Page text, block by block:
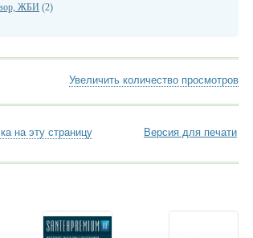
ЖБИ (2)
Увеличить количество просмотров
на эту страницу Версия для печати